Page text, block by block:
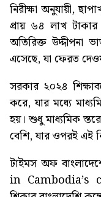
নিরীক্ষা অনুযায়ী,
প্রায় ৬৪ লাখ
অতিরিক্ত উদ্দীপনা
এসেছে, যা ফেরত
সরকার ২০২৪
করে, যার মধ্যে
হয়। শুধু মাধ্যমিক
বেশি, যার ওপরই এই
টাইমস অফ
in Cambodia’s